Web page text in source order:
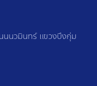
นวมินทร์ แขวงบึงกุ่ม